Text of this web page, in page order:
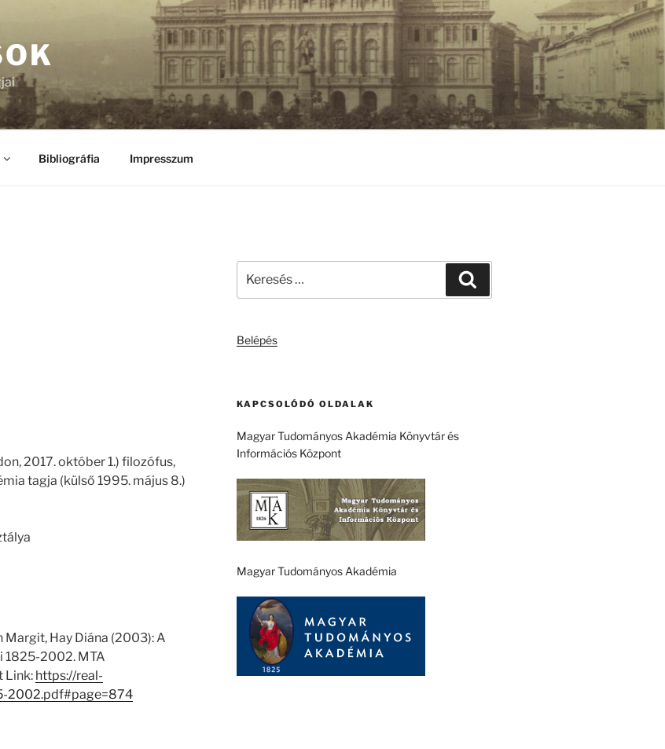
Bibliográfia Impresszum
2017. október 1.) filozófus,
tagja (külső 1995. május 8.)
Margit, Hay Diána (2003): A
1825-2002. MTA
Link: https://real-
2002.pdf#page=874
következő
Belépés
KAPCSOLÓDÓ OLDALAK
Magyar Tudományos Akadémia Könyvtár és
Információs Központ
Magyar Tudományos Akadémia